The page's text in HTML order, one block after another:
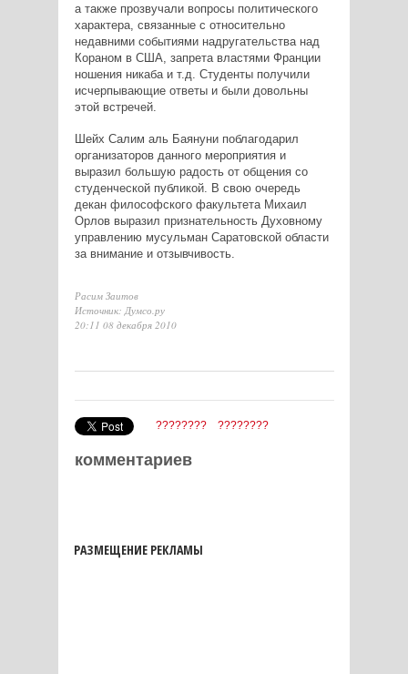
а также прозвучали вопросы политического
характера, связанные с относительно
недавними событиями надругательства над
Кораном в США, запрета властями Франции
ношения никаба и т.д. Студенты получили
исчерпывающие ответы и были довольны
этой встречей.
Шейх Салим аль Баянуни поблагодарил
организаторов данного мероприятия и
выразил большую радость от общения со
студенческой публикой. В свою очередь
декан философского факультета Михаил
Орлов выразил признательность Духовному
управлению мусульман Саратовской области
за внимание и отзывчивость.
Расим Заитов
Источник: Думсо.ру
20:11 08 декабря 2010
???????? ????????
комментариев
РАЗМЕЩЕНИЕ РЕКЛАМЫ